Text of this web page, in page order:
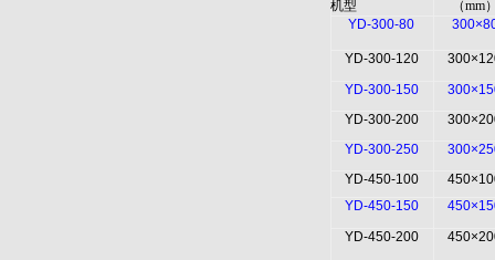
机型 （mm
YD-300-80
YD-300-120
YD-300-150
YD-300-200
YD-300-250
YD-450-100
YD-450-150
YD-450-200